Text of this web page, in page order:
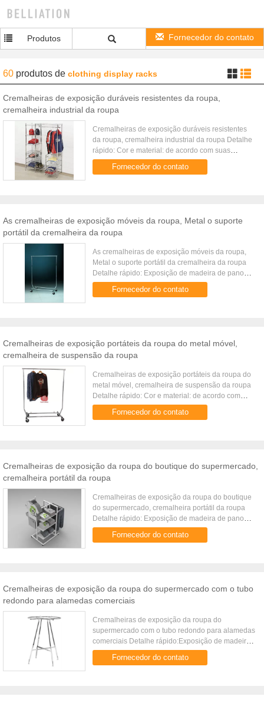
Produtos Fornecedor do contato
60 produtos de clothing display racks
Cremalheiras de exposição duráveis resistentes da roupa,
cremalheira industrial da roupa
Cremalheiras de exposição duráveis resistentes
da roupa, cremalheira industrial da roupa Detalhe
rápido: Cor e material: de acordo com suas
exigências Exposição de madeira de pano
Cremalheira de exposição ...
Fornecedor do contato
As cremalheiras de exposição móveis da roupa, Metal o suporte
portátil da cremalheira da roupa
As cremalheiras de exposição móveis da roupa,
Metal o suporte portátil da cremalheira da roupa
Detalhe rápido: Exposição de madeira de pano
Cremalheira de exposição Preste serviços de
manutenção ao equipamento ...
Fornecedor do contato
Cremalheiras de exposição portáteis da roupa do metal móvel,
cremalheira de suspensão da roupa
Cremalheiras de exposição portáteis da roupa do
metal móvel, cremalheira de suspensão da roupa
Detalhe rápido: Cor e material: de acordo com
suas exigências Exposição de madeira de pano
Cremalheira de exposição ...
Fornecedor do contato
Cremalheiras de exposição da roupa do boutique do supermercado,
cremalheira portátil da roupa
Cremalheiras de exposição da roupa do boutique
do supermercado, cremalheira portátil da roupa
Detalhe rápido: Exposição de madeira de pano
Cremalheira de exposição Preste serviços de
manutenção ao equipamento ...
Fornecedor do contato
Cremalheiras de exposição da roupa do supermercado com o tubo
redondo para alamedas comerciais
Cremalheiras de exposição da roupa do
supermercado com o tubo redondo para alamedas
comerciais Detalhe rápido:Exposição de madeira
de panoCremalheira de exposiçãoPreste serviços
de manutenção ao equipamentoEqui...
Fornecedor do contato